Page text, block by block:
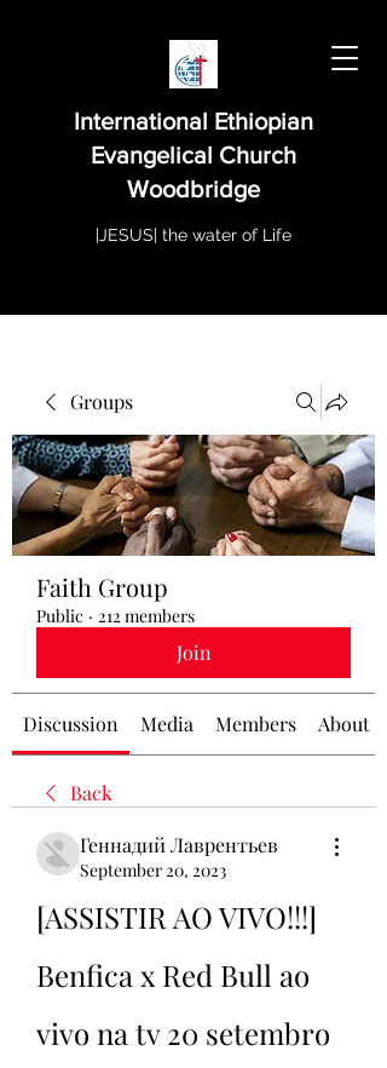
International Ethiopian
Evangelical Church
Woodbridge
|JESUS| the water of Life
Groups
Faith Group
Public · 212 members
Join
Discussion Media Members About
Back
Геннадий Лаврентьев
September 20, 2023
[ASSISTIR AO VIVO!!!]
Benfica x Red Bull ao
vivo na tv 20 setembro